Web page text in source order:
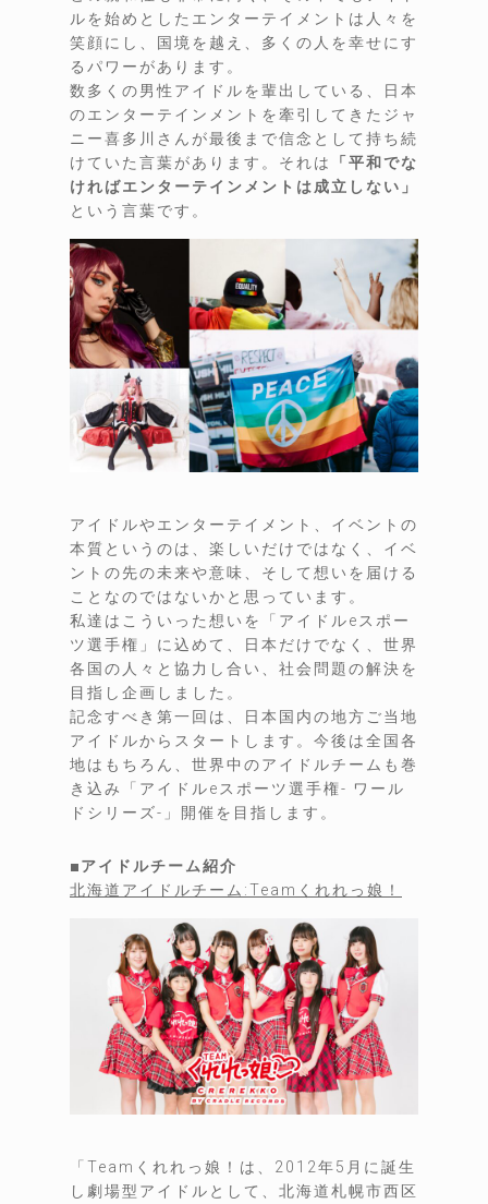
ルを始めとしたエンターテイメントは人々を
笑顔にし、国境を越え、多くの人を幸せにす
るパワーがあります。
数多くの男性アイドルを輩出している、日本
のエンターテインメントを牽引してきたジャ
ニー喜多川さんが最後まで信念として持ち続
けていた言葉があります。それは
「平和でな
ければエンターテインメントは成立しない」
という言葉です。
アイドルやエンターテイメント、イベントの
本質というのは、楽しいだけではなく、イベ
ントの先の未来や意味、そして想いを届ける
ことなのではないかと思っています。
私達はこういった想いを「アイドルeスポー
ツ選手権」に込めて、日本だけでなく、世界
各国の人々と協力し合い、社会問題の解決を
目指し企画しました。
記念すべき第一回は、日本国内の地方ご当地
アイドルからスタートします。今後は全国各
地はもちろん、世界中のアイドルチームも巻
き込み「アイドルeスポーツ選手権- ワール
ドシリーズ-」開催を目指します。
■アイドルチーム紹介
北海道アイドルチーム:Teamくれれっ娘！
「Teamくれれっ娘！は、2012年5月に誕生
し劇場型アイドルとして、北海道札幌市西区